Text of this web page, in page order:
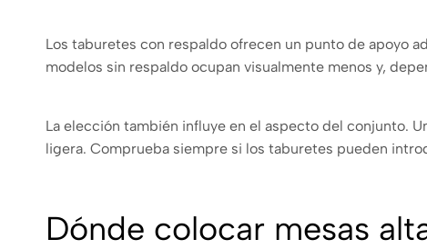
Los taburetes con respaldo ofrecen un punto de apoyo
modelos sin respaldo ocupan visualmente menos y,
La elección también influye en el aspecto del conjunto.
ligera. Comprueba siempre si los taburetes pueden
Dónde colocar mesas